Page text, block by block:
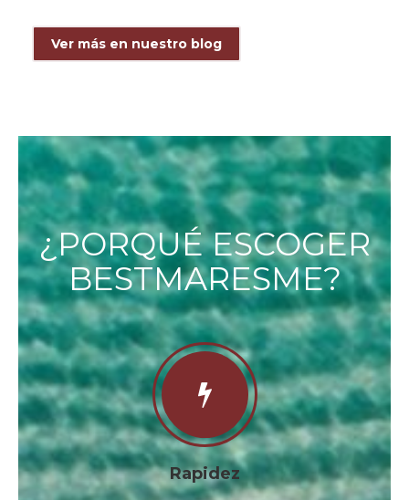
Ver más en nuestro blog
¿PORQUÉ ESCOGER
BESTMARESME?
Rapidez